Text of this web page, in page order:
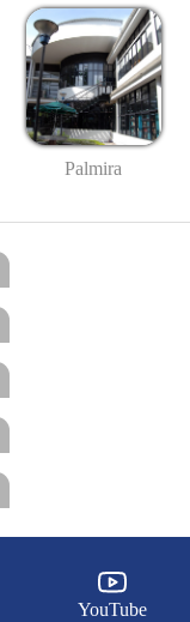
Palmira
YouTube